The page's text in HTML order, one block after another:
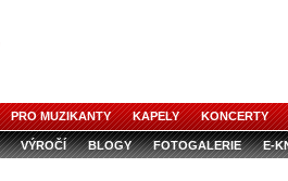
PRO MUZIKANTY KAPELY KONCERTY
VÝROČÍ BLOGY FOTOGALERIE E-